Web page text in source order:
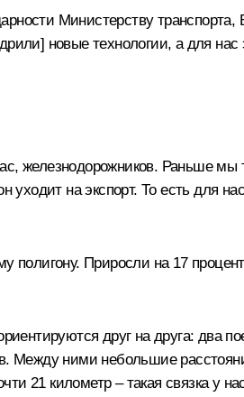
Министерству транспорта,
новые технологии, а для нас
железнодорожников. Раньше мы
на экспорт. То есть для
Приросли на 17
друг на друга: два
Между ними небольшие
21 километр – такая связка у